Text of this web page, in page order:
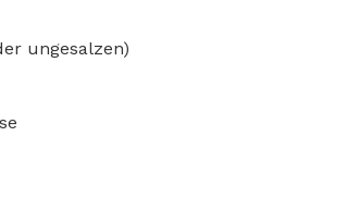
ungesalzen)